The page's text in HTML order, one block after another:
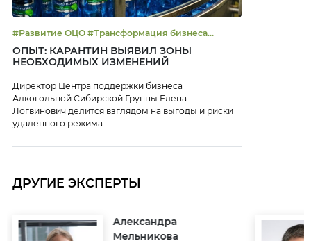
#Развитие ОЦО #Трансформация бизнеса
#Тренды #ЭДО
ОПЫТ: КАРАНТИН ВЫЯВИЛ ЗОНЫ
НЕОБХОДИМЫХ ИЗМЕНЕНИЙ
Директор Центра поддержки бизнеса
Алкогольной Сибирской Группы Елена
Логвинович делится взглядом на выгоды и риски
удаленного режима.
ДРУГИЕ ЭКСПЕРТЫ
Александра
Мельникова